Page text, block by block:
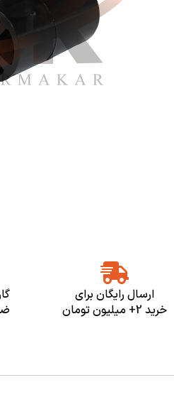
ارسال رایگان برای
خرید 2+ میلیون تومان